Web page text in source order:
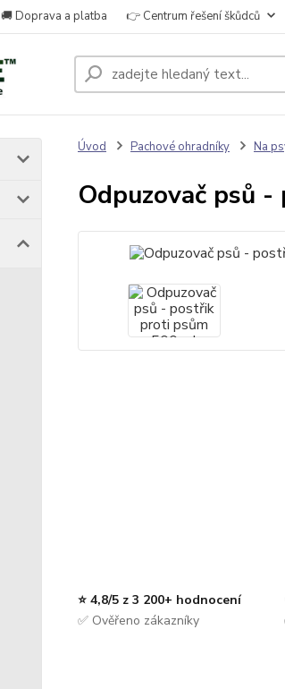
🚚 Doprava a platba 👉 Centrum řešení škůdců
Úvod Pachové ohradníky Na
Odpuzovač psů
⭐ 4,8/5 z 3 200+ hodnocení
✅ Ověřeno zákazníky